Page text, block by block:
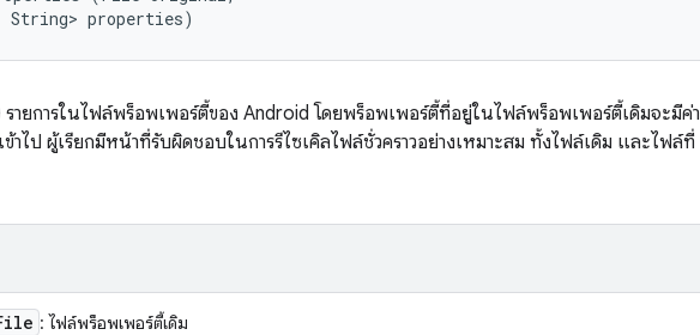
String> properties)
ยการในไฟล์พร็อพเพอร์ตี้ของ Android โดยพร็อพเพอร์ตี้ที่อยู่ในไฟล์พร็อพเพอร์ตี้เดิมจะมีค่า
ไป ผู้เรียกมีหน้าที่รับผิดชอบในการรีไซเคิลไฟล์ชั่วคราวอย่างเหมาะสม ทั้งไฟล์เดิม และไฟล์ที่
: ไฟล์พร็อพเพอร์ตี้เดิม